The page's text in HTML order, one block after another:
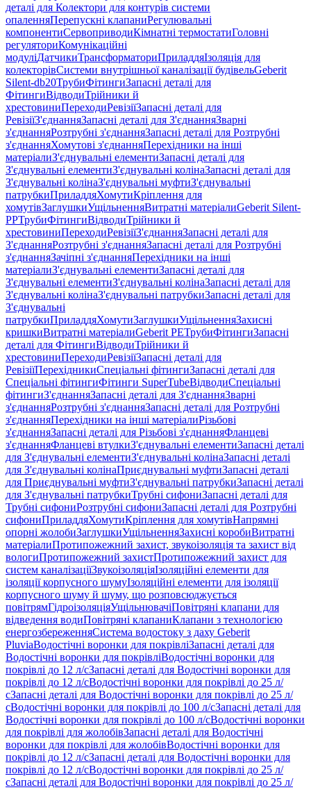
деталі для Колектори для контурів системи
опаленняПерепускні клапаниРегулювальні
компонентиСервоприводиКімнатні термостатиГоловні
регуляториКомунікаційні
модуліДатчикиТрансформаториПриладдяІзоляція для
колекторівСистеми внутрішньої каналізації будівельGeberit
Silent-db20ТрубиФітингиЗапасні деталі для
ФітингиВідводиТрійники й
хрестовиниПереходиРевізіїЗапасні деталі для
РевізіїЗ'єднанняЗапасні деталі для З'єднанняЗварні
з'єднанняРозтрубні з'єднанняЗапасні деталі для Розтрубні
з'єднанняХомутові з'єднанняПерехідники на інші
матеріалиЗ'єднувальні елементиЗапасні деталі для
З'єднувальні елементиЗ'єднувальні колінаЗапасні деталі для
З'єднувальні колінаЗ'єднувальні муфтиЗ'єднувальні
патрубкиПриладдяХомутиКріплення для
хомутівЗаглушкиУщільненняВитратні матеріалиGeberit Silent-
PPТрубиФітингиВідводиТрійники й
хрестовиниПереходиРевізіїЗ'єднанняЗапасні деталі для
З'єднанняРозтрубні з'єднанняЗапасні деталі для Розтрубні
з'єднанняЗачіпні з'єднанняПерехідники на інші
матеріалиЗ'єднувальні елементиЗапасні деталі для
З'єднувальні елементиЗ'єднувальні колінаЗапасні деталі для
З'єднувальні колінаЗ'єднувальні патрубкиЗапасні деталі для
З'єднувальні
патрубкиПриладдяХомутиЗаглушкиУщільненняЗахисні
кришкиВитратні матеріалиGeberit PEТрубиФітингиЗапасні
деталі для ФітингиВідводиТрійники й
хрестовиниПереходиРевізіїЗапасні деталі для
РевізіїПерехідникиСпеціальні фітингиЗапасні деталі для
Спеціальні фітингиФітинги SuperTubeВідводиСпеціальні
фітингиЗ'єднанняЗапасні деталі для З'єднанняЗварні
з'єднанняРозтрубні з'єднанняЗапасні деталі для Розтрубні
з'єднанняПерехідники на інші матеріалиРізьбові
з'єднанняЗапасні деталі для Різьбові з'єднанняФланцеві
з'єднанняФланцеві втулкиЗ'єднувальні елементиЗапасні деталі
для З'єднувальні елементиЗ'єднувальні колінаЗапасні деталі
для З'єднувальні колінаПриєднувальні муфтиЗапасні деталі
для Приєднувальні муфтиЗ'єднувальні патрубкиЗапасні деталі
для З'єднувальні патрубкиТрубні сифониЗапасні деталі для
Трубні сифониРозтрубні сифониЗапасні деталі для Розтрубні
сифониПриладдяХомутиКріплення для хомутівНапрямні
опорні жолобиЗаглушкиУщільненняЗахисні коробиВитратні
матеріалиПротипожежний захист, звукоізоляція та захист від
вологиПротипожежний захистПротипожежний захист для
систем каналізаціїЗвукоізоляціяІзоляційні елементи для
ізоляції корпусного шумуІзоляційні елементи для ізоляції
корпусного шуму й шуму, що розповсюджується
повітрямГідроізоляціяУщільнювачіПовітряні клапани для
відведення водиПовітряні клапаниКлапани з технологією
енергозбереженняСистема водостоку з даху Geberit
PluviaВодостічні воронки для покрівліЗапасні деталі для
Водостічні воронки для покрівліВодостічні воронки для
покрівлі до 12 л/сЗапасні деталі для Водостічні воронки для
покрівлі до 12 л/сВодостічні воронки для покрівлі до 25 л/
сЗапасні деталі для Водостічні воронки для покрівлі до 25 л/
сВодостічні воронки для покрівлі до 100 л/сЗапасні деталі для
Водостічні воронки для покрівлі до 100 л/сВодостічні воронки
для покрівлі для жолобівЗапасні деталі для Водостічні
воронки для покрівлі для жолобівВодостічні воронки для
покрівлі до 12 л/сЗапасні деталі для Водостічні воронки для
покрівлі до 12 л/сВодостічні воронки для покрівлі до 25 л/
сЗапасні деталі для Водостічні воронки для покрівлі до 25 л/